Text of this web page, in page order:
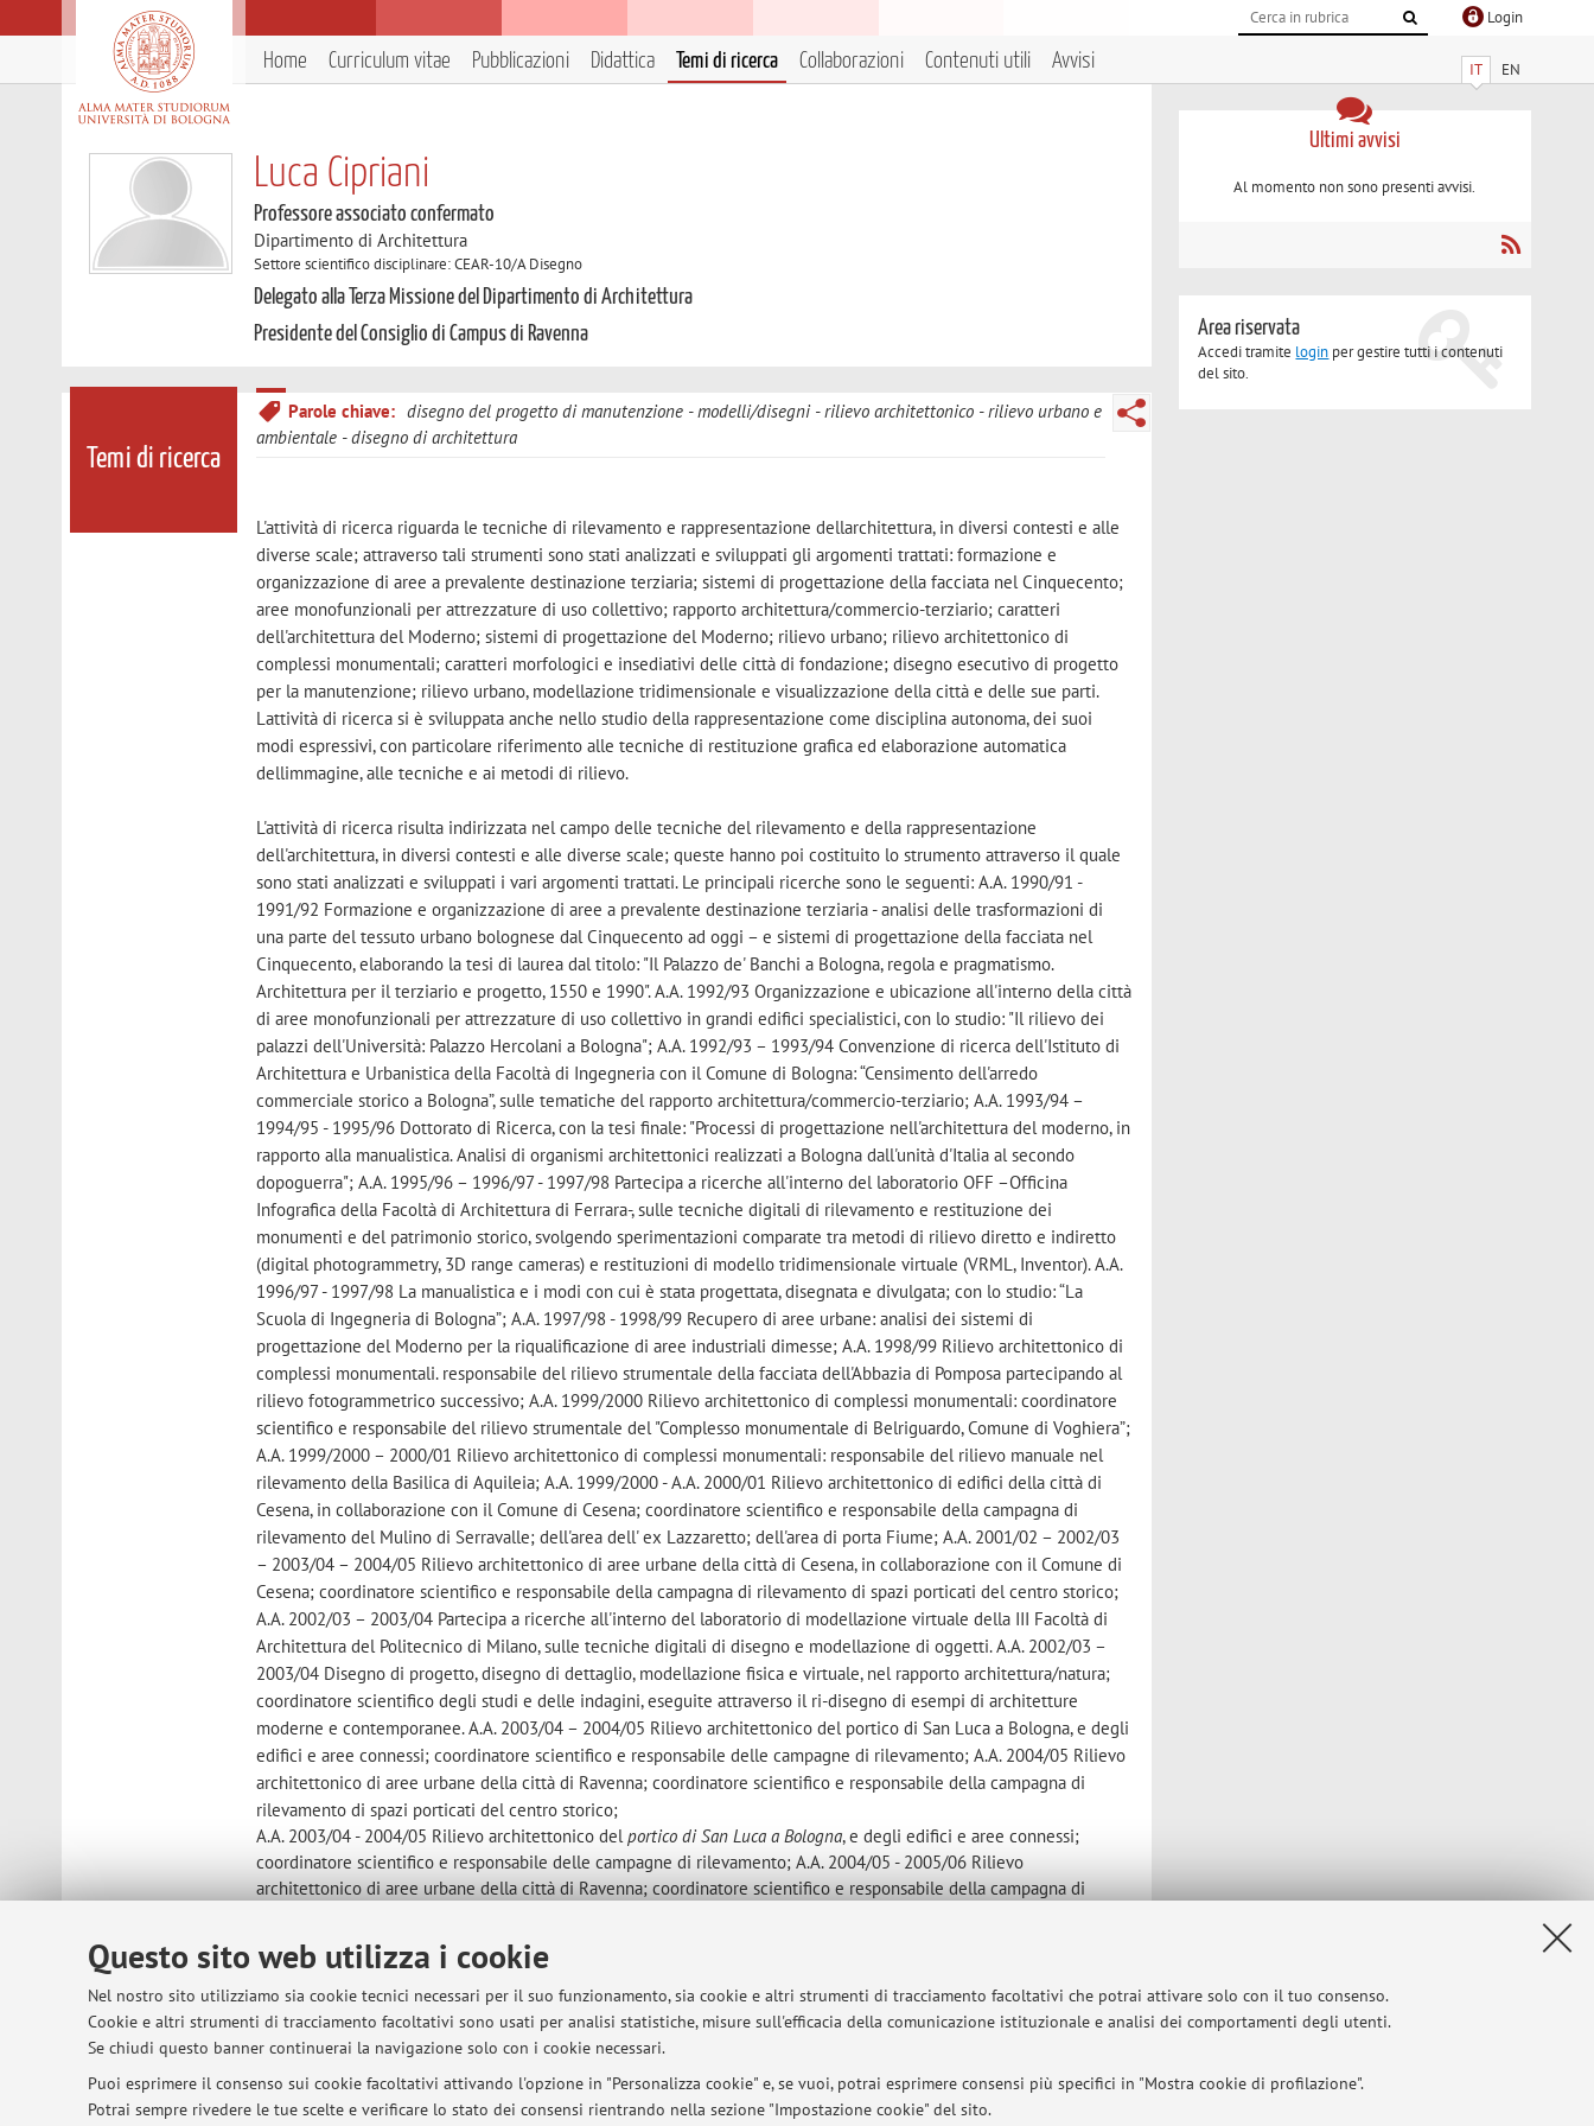
Questo sito web utilizza i cookie
Nel nostro sito utilizziamo sia cookie tecnici necessari per il suo funzionamento, sia cookie e altri strumenti di tracciamento facoltativi che potrai attivare solo con il tuo consenso.
Cookie e altri strumenti di tracciamento facoltativi sono usati per analisi statistiche, misure sull'efficacia della comunicazione istituzionale e analisi dei comportamenti degli utenti.
Se chiudi questo banner continuerai la navigazione solo con i cookie necessari.
Puoi esprimere il consenso sui cookie facoltativi attivando l'opzione in "Personalizza cookie" e, se vuoi, potrai esprimere consensi più specifici in "Mostra cookie di profilazione".
Potrai sempre rivedere le tue scelte e verificare lo stato dei consensi rientrando nella sezione "Impostazione cookie" del sito.
Login
IT EN
Home Curriculum vitae Pubblicazioni Didattica Temi di ricerca Collaborazioni Contenuti utili Avvisi
Luca Cipriani
Professore associato confermato
Dipartimento di Architettura
Settore scientifico disciplinare: CEAR-10/A Disegno
Delegato alla Terza Missione del Dipartimento di Architettura
Presidente del Consiglio di Campus di Ravenna
Temi di ricerca
Parole chiave: disegno del progetto di manutenzione modelli/disegni rilievo architettonico
rilievo urbano e
ambientale
disegno di architettura
L'attività di ricerca riguarda le tecniche di rilevamento e rappresentazione dellarchitettura, in diversi contesti e alle
diverse scale; attraverso tali strumenti sono stati analizzati e sviluppati gli argomenti trattati: formazione e
organizzazione di aree a prevalente destinazione terziaria; sistemi di progettazione della facciata nel Cinquecento;
aree monofunzionali per attrezzature di uso collettivo; rapporto architettura/commercio-terziario; caratteri
dell'architettura del Moderno; sistemi di progettazione del Moderno; rilievo urbano; rilievo architettonico di
complessi monumentali; caratteri morfologici e insediativi delle città di fondazione; disegno esecutivo di progetto
per la manutenzione; rilievo urbano, modellazione tridimensionale e visualizzazione della città e delle sue parti.
Lattività di ricerca si è sviluppata anche nello studio della rappresentazione come disciplina autonoma, dei suoi
modi espressivi, con particolare riferimento alle tecniche di restituzione grafica ed elaborazione automatica
dellimmagine, alle tecniche e ai metodi di rilievo.
L'attività di ricerca risulta indirizzata nel campo delle tecniche del rilevamento e della rappresentazione
dell'architettura, in diversi contesti e alle diverse scale; queste hanno poi costituito lo strumento attraverso il quale
sono stati analizzati e sviluppati i vari argomenti trattati. Le principali ricerche sono le seguenti: A.A. 1990/91 -
1991/92 Formazione e organizzazione di aree a prevalente destinazione terziaria - analisi delle trasformazioni di
una parte del tessuto urbano bolognese dal Cinquecento ad oggi – e sistemi di progettazione della facciata nel
Cinquecento, elaborando la tesi di laurea dal titolo: "Il Palazzo de' Banchi a Bologna, regola e pragmatismo.
Architettura per il terziario e progetto, 1550 e 1990". A.A. 1992/93 Organizzazione e ubicazione all'interno della città
di aree monofunzionali per attrezzature di uso collettivo in grandi edifici specialistici, con lo studio: "Il rilievo dei
palazzi dell'Università: Palazzo Hercolani a Bologna"; A.A. 1992/93 – 1993/94 Convenzione di ricerca dell'Istituto di
Architettura e Urbanistica della Facoltà di Ingegneria con il Comune di Bologna: “Censimento dell'arredo
commerciale storico a Bologna”, sulle tematiche del rapporto architettura/commercio-terziario; A.A. 1993/94 –
1994/95 - 1995/96 Dottorato di Ricerca, con la tesi finale: "Processi di progettazione nell'architettura del moderno, in
rapporto alla manualistica. Analisi di organismi architettonici realizzati a Bologna dall'unità d'Italia al secondo
dopoguerra"; A.A. 1995/96 – 1996/97 - 1997/98 Partecipa a ricerche all'interno del laboratorio OFF –Officina
Infografica della Facoltà di Architettura di Ferrara-, sulle tecniche digitali di rilevamento e restituzione dei
monumenti e del patrimonio storico, svolgendo sperimentazioni comparate tra metodi di rilievo diretto e indiretto
(digital photogrammetry, 3D range cameras) e restituzioni di modello tridimensionale virtuale (VRML, Inventor). A.A.
1996/97 - 1997/98 La manualistica e i modi con cui è stata progettata, disegnata e divulgata; con lo studio: “La
Scuola di Ingegneria di Bologna”; A.A. 1997/98 - 1998/99 Recupero di aree urbane: analisi dei sistemi di
progettazione del Moderno per la riqualificazione di aree industriali dimesse; A.A. 1998/99 Rilievo architettonico di
complessi monumentali. responsabile del rilievo strumentale della facciata dell'Abbazia di Pomposa partecipando al
rilievo fotogrammetrico successivo; A.A. 1999/2000 Rilievo architettonico di complessi monumentali: coordinatore
scientifico e responsabile del rilievo strumentale del "Complesso monumentale di Belriguardo, Comune di Voghiera”;
A.A. 1999/2000 – 2000/01 Rilievo architettonico di complessi monumentali: responsabile del rilievo manuale nel
rilevamento della Basilica di Aquileia; A.A. 1999/2000 - A.A. 2000/01 Rilievo architettonico di edifici della città di
Cesena, in collaborazione con il Comune di Cesena; coordinatore scientifico e responsabile della campagna di
rilevamento del Mulino di Serravalle; dell'area dell' ex Lazzaretto; dell'area di porta Fiume; A.A. 2001/02 – 2002/03
– 2003/04 – 2004/05 Rilievo architettonico di aree urbane della città di Cesena, in collaborazione con il Comune di
Cesena; coordinatore scientifico e responsabile della campagna di rilevamento di spazi porticati del centro storico;
A.A. 2002/03 – 2003/04 Partecipa a ricerche all'interno del laboratorio di modellazione virtuale della III Facoltà di
Architettura del Politecnico di Milano, sulle tecniche digitali di disegno e modellazione di oggetti. A.A. 2002/03 –
2003/04 Disegno di progetto, disegno di dettaglio, modellazione fisica e virtuale, nel rapporto architettura/natura;
coordinatore scientifico degli studi e delle indagini, eseguite attraverso il ri-disegno di esempi di architetture
moderne e contemporanee. A.A. 2003/04 – 2004/05 Rilievo architettonico del portico di San Luca a Bologna, e degli
edifici e aree connessi; coordinatore scientifico e responsabile delle campagne di rilevamento; A.A. 2004/05 Rilievo
architettonico di aree urbane della città di Ravenna; coordinatore scientifico e responsabile della campagna di
rilevamento di spazi porticati del centro storico;
A.A. 2003/04 - 2004/05 Rilievo architettonico delportico di San Luca a Bologna, e degli edifici e aree connessi;
coordinatore scientifico e responsabile delle campagne di rilevamento; A.A. 2004/05 - 2005/06 Rilievo
architettonico di aree urbane della città di Ravenna; coordinatore scientifico e responsabile della campagna di
Bologna; coordinatore della campagna di rilevamento dei fronti urbani; A.A. 2006/07 - 2007/08 Modellazione
tridimensionale del centro storico di Ravenna e rilievo dei fronti urbani; coordinatore.
Partecipazione a ricerche finanziate MURST: "Il rilievo del moderno: caratteri di riconoscibilità della forma urbana",
responsabile Prof. Alberto Pratelli; "Disegno e progetto tra artificio e natura", responsabile Prof. Alberto Pratelli; "La
città ideale e di fondazione: disegno, immagine, struttura", responsabile dott. ing. Fabrizio Apollonio; "Osservatorio e
laboratorio del progetto di città. Sabbioneta: città ideale, città capitale", responsabile dott. ing. Fabrizio Apollonio;
"Qualità degli spazi ospedalieri: rilievo e manutenzione", responsabile Prof. Roberto Mingucci; "Innovazione e
Ultimi avvisi
Al momento non sono presenti avvisi.
Area riservata
Accedi tramite login per gestire tutti i contenuti
del sito.